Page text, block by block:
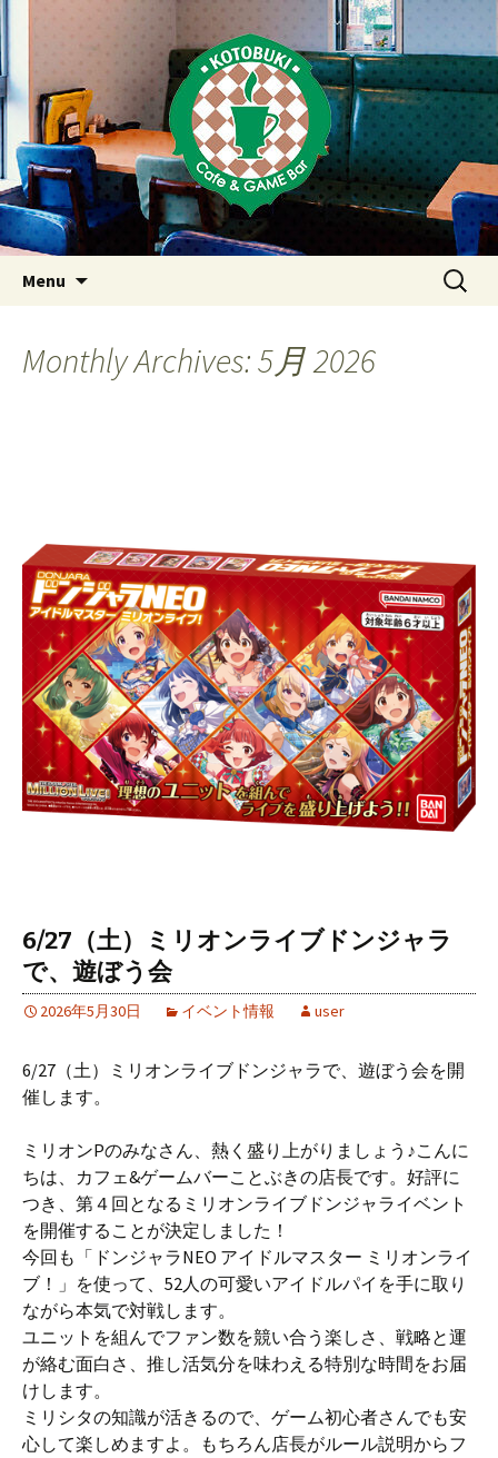
東京・西荻窪・上井草・上石神
井のカフェ＆ゲームバーこと
ぶき
Just another WordPress site
Menu
検
索:
Monthly Archives: 5月 2026
6/27（土）ミリオンライブドンジャラ
で、遊ぼう会
2026年5月30日 イベント情報 user
6/27（土）ミリオンライブドンジャラで、遊ぼう会を開
催します。
ミリオンPのみなさん、熱く盛り上がりましょう♪こんに
ちは、カフェ&ゲームバーことぶきの店長です。好評に
つき、第４回となるミリオンライブドンジャライベント
を開催することが決定しました！
今回も「ドンジャラNEO アイドルマスター ミリオンライ
ブ！」を使って、52人の可愛いアイドルパイを手に取り
ながら本気で対戦します。
ユニットを組んでファン数を競い合う楽しさ、戦略と運
が絡む面白さ、推し活気分を味わえる特別な時間をお届
けします。
ミリシタの知識が活きるので、ゲーム初心者さんでも安
心して楽しめますよ。もちろん店長がルール説明からフ